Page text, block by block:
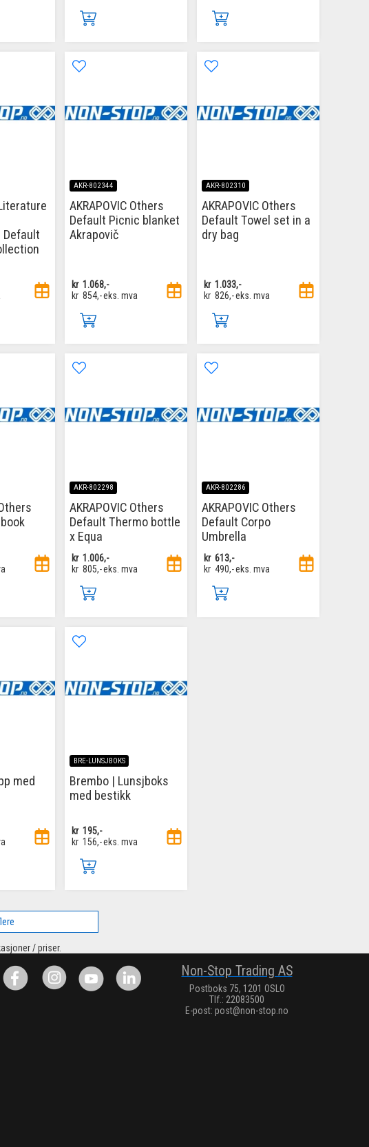
AKR-802344
AKRAPOVIC Others
Default Picnic blanket
Akrapovič
kr 1.068,-
kr 854,-eks. mva
AKR-802310
AKRAPOVIC Others
Default Towel set in a
dry bag
kr 1.033,-
kr 826,-eks. mva
AKR-802298
AKRAPOVIC Others
Default Thermo bottle
x Equa
kr 1.006,-
kr 805,-eks. mva
AKR-802286
AKRAPOVIC Others
Default Corpo
Umbrella
kr 613,-
kr 490,-eks. mva
med
BRE-LUNSJBOKS
Brembo | Lunsjboks
med bestikk
kr 195,-
kr 156,-eks. mva
/ priser.
Non-Stop Trading AS
Postboks 75, 1201 OSLO
Tlf.: 22083500
E-post: post@non-stop.no